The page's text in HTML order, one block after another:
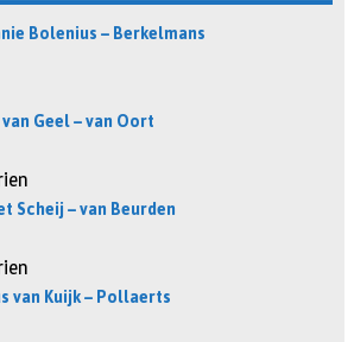
Bolenius – Berkelmans
Geel – van Oort
Scheij – van Beurden
van Kuijk – Pollaerts